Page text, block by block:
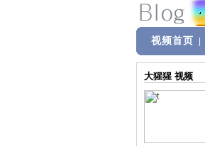
视频首页
大猩猩 视频